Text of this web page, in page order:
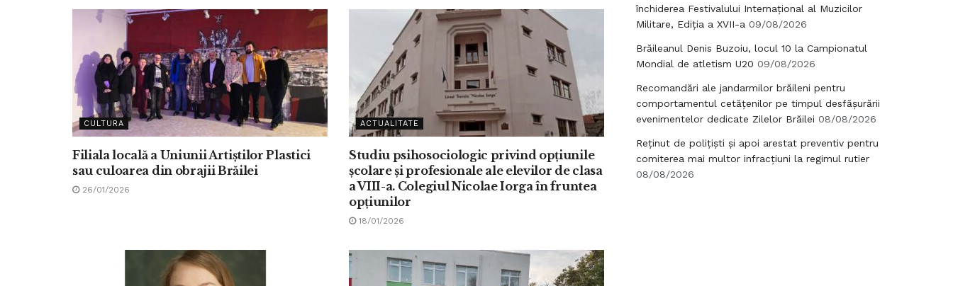
CULTURA
Filiala locală a Uniunii Artiștilor Plastici
sau culoarea din obrajii Brăilei
26/01/2026
ACTUALITATE
Studiu psihosociologic privind opțiunile
școlare și profesionale ale elevilor de clasa
a VIII-a. Colegiul Nicolae Iorga în fruntea
opțiunilor
18/01/2026
închiderea Festivalului Internațional al Muzicilor
Militare, Ediția a XVII-a 09/08/2026
Brăileanul Denis Buzoiu, locul 10 la Campionatul
Mondial de atletism U20 09/08/2026
Recomandări ale jandarmilor brăileni pentru
comportamentul cetățenilor pe timpul desfășurării
evenimentelor dedicate Zilelor Brăilei 08/08/2026
Reținut de polițiști și apoi arestat preventiv pentru
comiterea mai multor infracțiuni la regimul rutier
08/08/2026